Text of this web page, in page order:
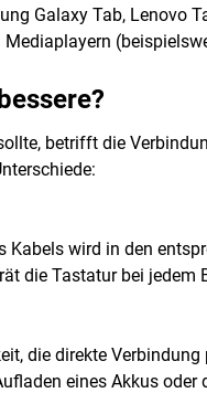
Galaxy Tab, Lenovo
betrifft die
wird in den
die Tastatur bei
die direkte
eines Akkus